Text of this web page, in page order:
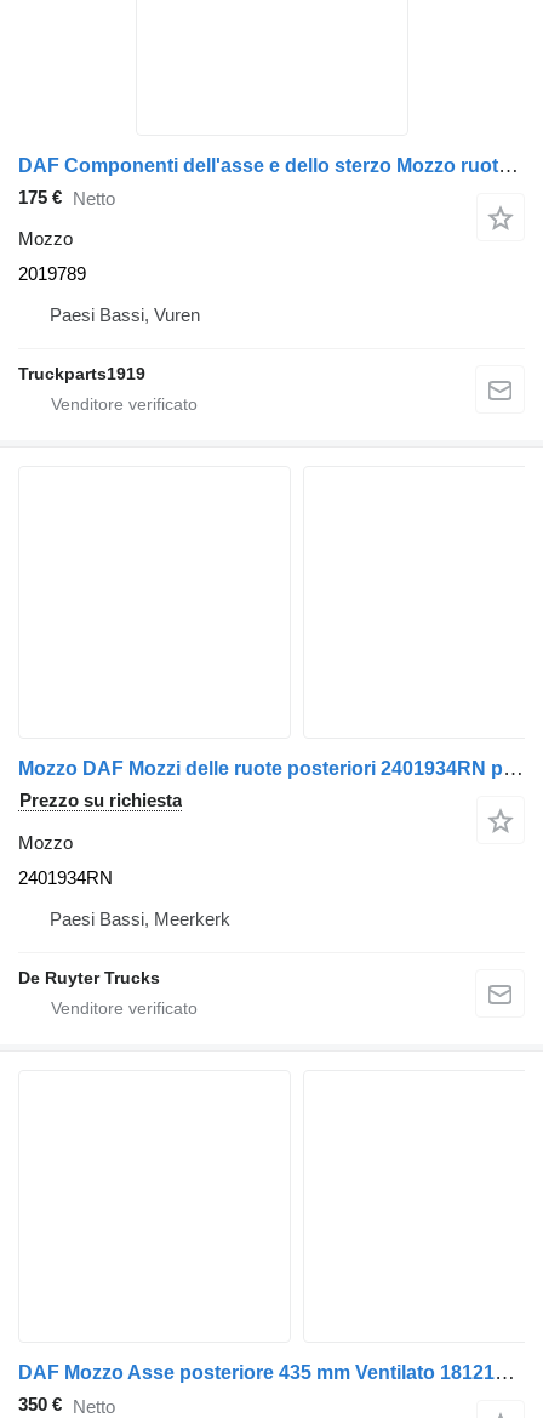
DAF Componenti dell'asse e dello sterzo Mozzo ruota per 2019789 per camion
175 €
Netto
Mozzo
2019789
Paesi Bassi, Vuren
Truckparts1919
Mozzo DAF Mozzi delle ruote posteriori 2401934RN per camion
Prezzo su richiesta
Mozzo
2401934RN
Paesi Bassi, Meerkerk
De Ruyter Trucks
DAF Mozzo Asse posteriore 435 mm Ventilato 1812161 per camion DAF
350 € Netto